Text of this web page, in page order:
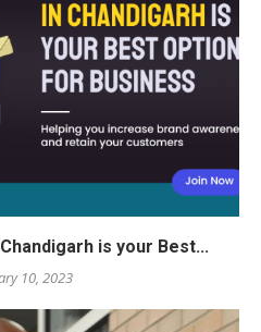
is your Best...
10, 2023